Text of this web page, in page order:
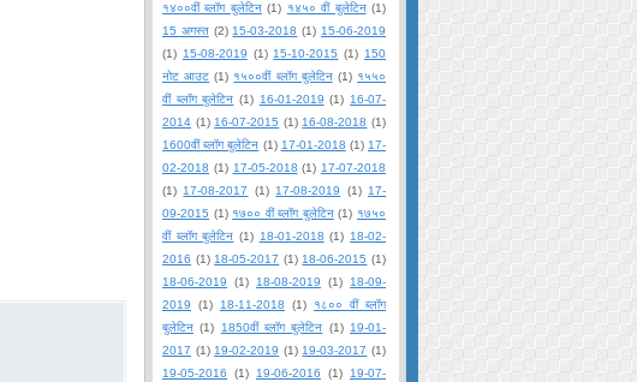
१४००वीं ब्लॉग बुलेटिन (1) १४५० वीं बुलेटिन (1)
15 अगस्त (2) 15-03-2018 (1) 15-06-2019
(1) 15-08-2019 (1) 15-10-2015 (1) 150
नोट आउट (1) १५००वीं ब्लॉग बुलेटिन (1) १५५०
वीं ब्लॉग बुलेटिन (1) 16-01-2019 (1) 16-07-
2014 (1) 16-07-2015 (1) 16-08-2018 (1)
1600वीं ब्लॉग बुलेटिन (1) 17-01-2018 (1) 17-
02-2018 (1) 17-05-2018 (1) 17-07-2018
(1) 17-08-2017 (1) 17-08-2019 (1) 17-
09-2015 (1) १७०० वीं ब्लॉग बुलेटिन (1) १७५०
वीं ब्लॉग बुलेटिन (1) 18-01-2018 (1) 18-02-
2016 (1) 18-05-2017 (1) 18-06-2015 (1)
18-06-2019
(1) 18-08-2019 (1) 18-09-
2019
(1) 18-11-2018 (1)
१८०० वीं ब्लॉग
बुलेटिन (1) 1850वीं ब्लॉग बुलेटिन (1) 19-01-
2017 (1) 19-02-2019 (1) 19-03-2017 (1)
19-05-2016
(1) 19-06-2016 (1) 19-07-